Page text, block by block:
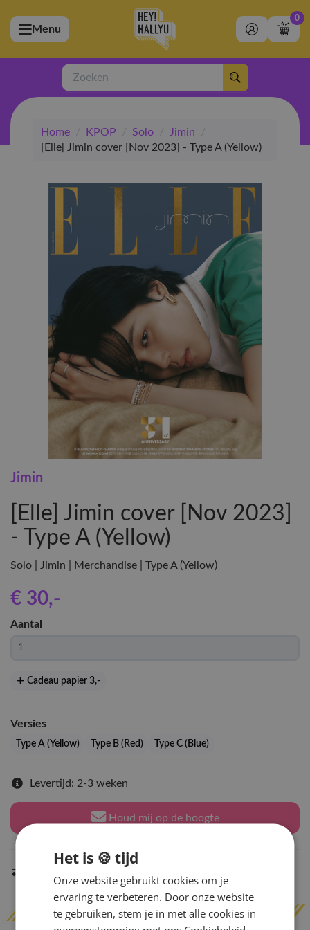
(Artiesten)
(Merchandise)
(Exclusive)
(Winkel)
Menu
0
Zoeken
Home / KPOP / Solo / Jimin
/
[Elle] Jimin cover [Nov 2023] - Type A (Yellow)
Jimin
[Elle] Jimin cover [Nov 2023]
- Type A (Yellow)
Solo | Jimin | Merchandise | Type A (Yellow)
€ 30,-
Aantal
Cadeau papier 3,-
Versies
Type A (Yellow) Type B (Red) Type C (Blue)
Levertijd: 2-3 weken
Houd mij op de hoogte
Het is 🍪 tijd
Onze website gebruikt cookies om je
ervaring te verbeteren. Door onze website
te gebruiken, stem je in met alle cookies in